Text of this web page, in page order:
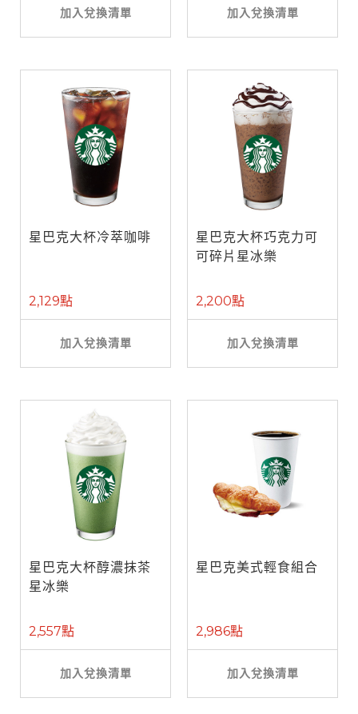
加入兌換清單 加入兌換清單
星巴克大杯冷萃咖啡
2,129點
加入兌換清單
星巴克大杯巧克力可
可碎片星冰樂
2,200點
加入兌換清單
星巴克大杯醇濃抹茶
星冰樂
2,557點
加入兌換清單
星巴克美式輕食組合
2,986點
加入兌換清單